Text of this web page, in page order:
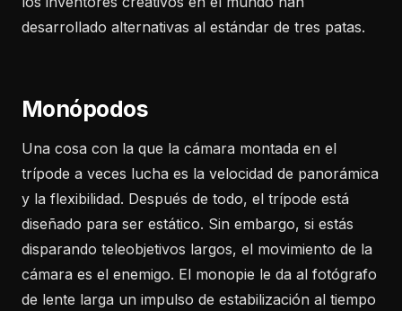
desarrollado alternativas al estándar de tres patas.
Monópodos
Una cosa con la que la cámara montada en el
trípode a veces lucha es la velocidad de panorámica
y la flexibilidad. Después de todo, el trípode está
diseñado para ser estático. Sin embargo, si estás
disparando teleobjetivos largos, el movimiento de la
cámara es el enemigo. El monopie le da al fotógrafo
de lente larga un impulso de estabilización al tiempo